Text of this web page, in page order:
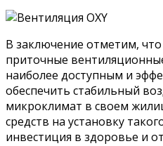
В заключение отметим,
приточные
наиболее доступным и
обеспечить стабильный
микроклимат в своем
средств на установку
инвестиция в здоровье и